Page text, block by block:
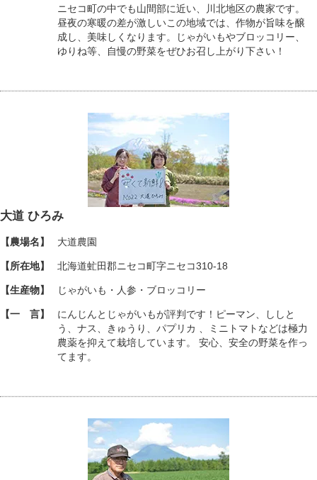
ニセコ町の中でも山間部に近い、川北地区の農家です。
昼夜の寒暖の差が激しいこの地域では、作物が旨味を醸
成し、美味しくなります。じゃがいもやブロッコリー、
ゆりね等、自慢の野菜をぜひお召し上がり下さい！
大道 ひろみ
【農場名】 大道農園
【所在地】 北海道虻田郡ニセコ町字ニセコ310-18
【生産物】 じゃがいも・人参・ブロッコリー
【一 言】
にんじんとじゃがいもが評判です！ピーマン、ししと
う、ナス、きゅうり、パプリカ 、ミニトマトなどは極力
農薬を抑えて栽培しています。 安心、安全の野菜を作っ
てます。